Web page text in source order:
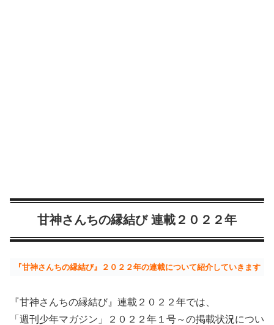
甘神さんちの縁結び 連載２０２２年
『甘神さんちの縁結び』２０２２年の連載について紹介していきます
『甘神さんちの縁結び』連載２０２２年では、
「週刊少年マガジン」２０２２年１号～の掲載状況につい